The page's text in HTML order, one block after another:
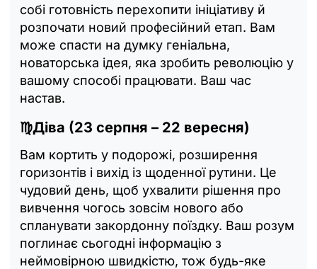
собі готовність перехопити ініціативу й
розпочати новий професійний етап. Вам
може спасти на думку геніальна,
новаторська ідея, яка зробить революцію у
вашому способі працювати. Ваш час
настав.
♍Діва (23 серпня – 22 вересня)
Вам кортить у подорожі, розширення
горизонтів і вихід із щоденної рутини. Це
чудовий день, щоб ухвалити рішення про
вивчення чогось зовсім нового або
спланувати закордонну поїздку. Ваш розум
поглинає сьогодні інформацію з
неймовірною швидкістю, тож будь-яке